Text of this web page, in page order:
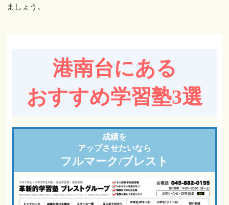
ましょう。
港南台にある
おすすめ学習塾3選
成績を
アップさせたいなら
フルマーク/ブレスト